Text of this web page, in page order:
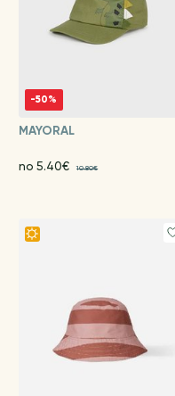
-50%
MAYORAL
no 5.40€ 10.80€